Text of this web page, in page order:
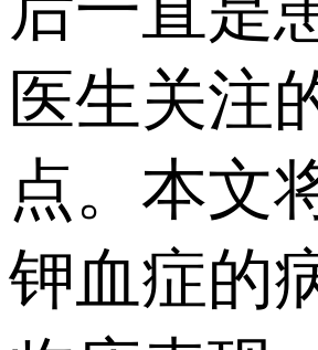
医生关注
点。本文
钾血症的